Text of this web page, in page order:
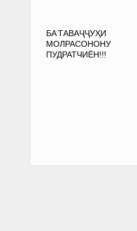
БА ТАВАҶҶУҲИ
МОЛРАСОНОНУ
ПУДРАТЧИЁН!!!